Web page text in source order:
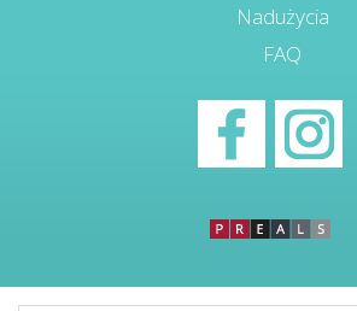
Nadużycia
FAQ